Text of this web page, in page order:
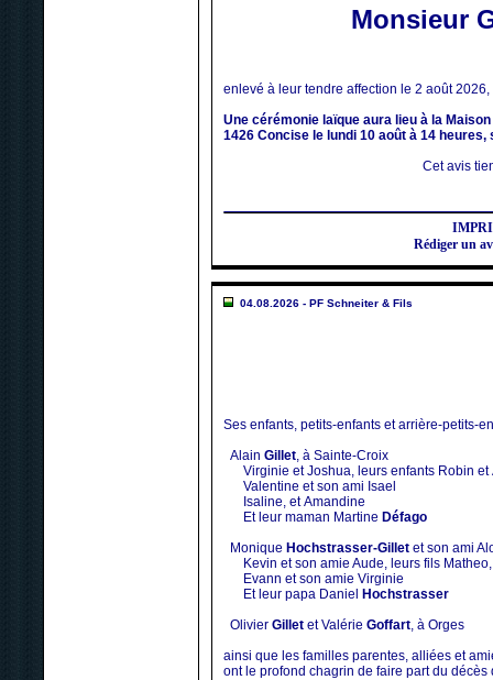
Monsieur
enlevé à leur tendre affection le 2 août
Une cérémonie laïque aura lieu à la
1426 Concise le lundi 10 août à 14
Cet avis
Rédiger un
04.08.2026 - PF Schneiter & Fils
Ses enfants, petits-enfants et arrière-petits-
Alain Gillet, à Sainte-Croix
Virginie et Joshua, leurs enfants Robin et
Valentine et son ami Isael
Isaline, et Amandine
Et leur maman Martine Défago
Monique Hochstrasser-Gillet et son ami
Kevin et son amie Aude, leurs fils
Evann et son amie Virginie
Et leur papa Daniel
Hochstrasser
Olivier Gillet et Valérie Goffart, à Orges
ainsi que les familles parentes, alliées et
ont le profond chagrin de faire part du décès